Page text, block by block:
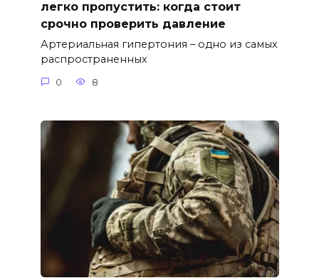
легко пропустить: когда стоит
срочно проверить давление
Артериальная гипертония – одно из самых
распространенных
0 8